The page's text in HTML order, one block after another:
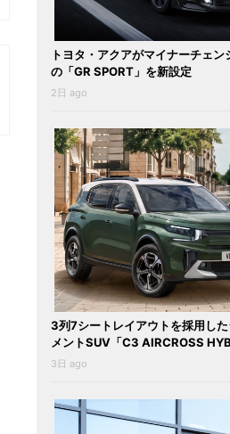
トヨタ・アクアがマイナーチェン
の「GR SPORT」を新設定
2日 ago
3列7シートレイアウトを採用し
メントSUV「C3 AIRCROSS
3日 ago